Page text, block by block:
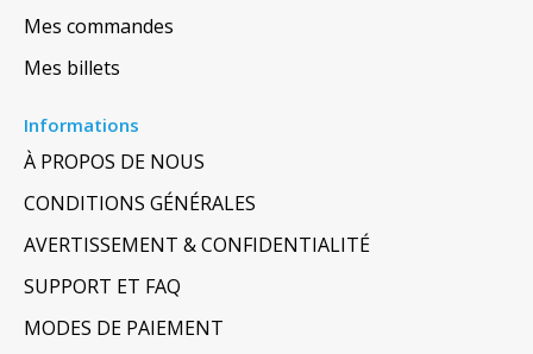
Mes commandes
Mes billets
Informations
À PROPOS DE NOUS
CONDITIONS GÉNÉRALES
AVERTISSEMENT & CONFIDENTIALITÉ
SUPPORT ET FAQ
MODES DE PAIEMENT